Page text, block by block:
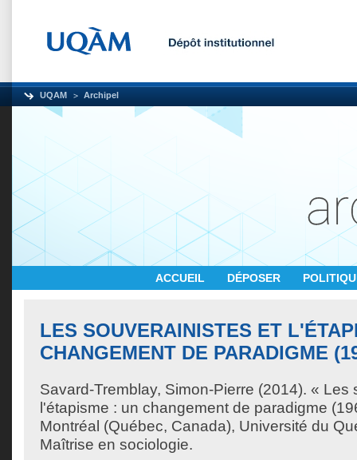
UQAM Archipel
ACCUEIL DÉPOSER
LES SOUVERAINISTES ET
CHANGEMENT DE PARADIGME
Savard-Tremblay, Simon-Pierre (2014). « Les
l'étapisme : un changement de paradigme
Montréal (Québec, Canada), Université du
Maîtrise en sociologie.